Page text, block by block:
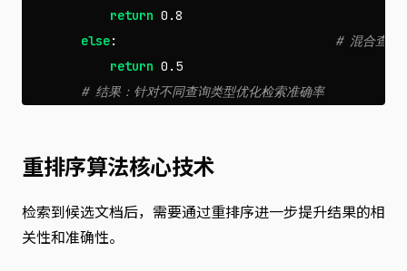
return 0.8
else:
return 0.5
重排序算法核心技术
检索到候选文档后，需要通过重排序进一步提升结果的相
关性和准确性。